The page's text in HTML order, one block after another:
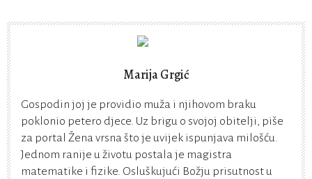
Marija Grgić
Gospodin joj je providio muža i njihovom braku
poklonio petero djece. Uz brigu o svojoj obitelji, piše
za portal Žena vrsna što je uvijek ispunjava milošću.
Jednom ranije u životu postala je magistra
matematike i fizike. Osluškujući Božju prisutnost u